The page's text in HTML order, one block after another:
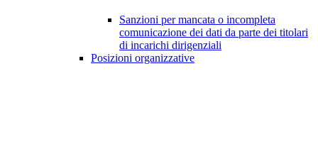
Sanzioni per mancata o incompleta
comunicazione dei dati da parte dei titolari
di incarichi dirigenziali
Posizioni organizzative